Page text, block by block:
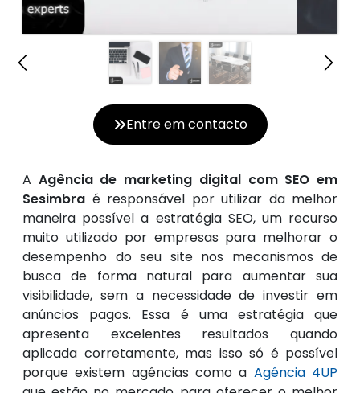
A Agência de marketing digital com SEO em
Sesimbra é responsável por utilizar da melhor
maneira possível a estratégia SEO, um recurso
muito utilizado por empresas para melhorar o
desempenho do seu site nos mecanismos de
busca de forma natural para aumentar sua
visibilidade, sem a necessidade de investir em
anúncios pagos. Essa é uma estratégia que
apresenta excelentes resultados quando
aplicada corretamente, mas isso só é possível
porque existem agências como a Agência 4UP
Entre em contacto